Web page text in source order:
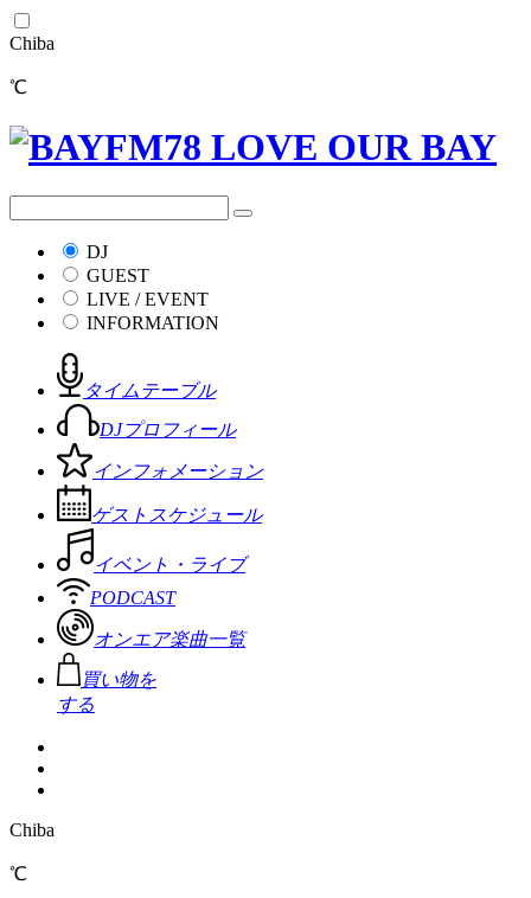
Chiba
℃
DJ
GUEST
LIVE / EVENT
INFORMATION
タイムテーブル
DJプロフィール
インフォメーション
ゲストスケジュール
イベント・ライブ
PODCAST
オンエア楽曲一覧
買い物を
する
Chiba
℃